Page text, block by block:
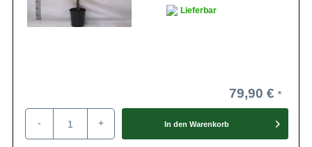
Lieferbar
79,90 €
- + In den Warenkorb